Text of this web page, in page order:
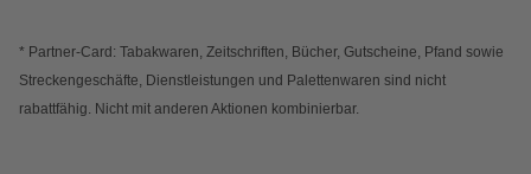
* Partner-Card: Tabakwaren, Zeitschriften, Bücher, Gutscheine, Pfand sowie
Streckengeschäfte, Dienstleistungen und Palettenwaren sind nicht
rabattfähig. Nicht mit anderen Aktionen kombinierbar.